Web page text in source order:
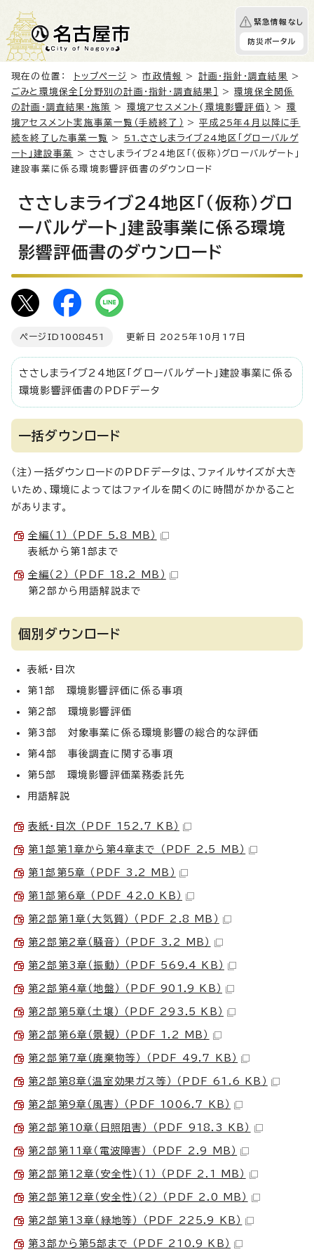
緊急情報なし
防災ポータル
現在の位置： トップページ >市政情報 > 計画・指針・調査結果
>
ごみと環境保全［分野別の計画・指針・調査結果］
>環境保全関係
の計画・調査結果・施策
> 環境アセスメント(環境影響評価) > 環
境アセスメント実施事業一覧（手続終了）
>平成25年4月以降に手
続を終了した事業一覧
>
51.ささしまライブ24地区「グローバルゲ
ート」建設事業
> ささしまライブ24地区「（仮称）グローバルゲート」
建設事業に係る環境影響評価書のダウンロード
ささしまライブ24地区「（仮称）グロ
ーバルゲート」建設事業に係る環境
影響評価書のダウンロード
ページID 1008451 更新日 2025年10月17日
ささしまライブ24地区「グローバルゲート」建設事業に係る
環境影響評価書のPDFデータ
一括ダウンロード
（注）一括ダウンロードのPDFデータは、ファイルサイズが大き
いため、環境によってはファイルを開くのに時間がかかること
があります。
全編（1） （PDF 5.8 MB）
表紙から第1部まで
全編（2） （PDF 18.2 MB）
第2部から用語解説まで
個別ダウンロード
表紙・目次
第1部 環境影響評価に係る事項
第2部 環境影響評価
第3部 対象事業に係る環境影響の総合的な評価
第4部 事後調査に関する事項
第5部 環境影響評価業務委託先
用語解説
表紙・目次 （PDF 152.7 KB）
第1部第1章から第4章まで （PDF 2.5 MB）
第1部第5章 （PDF 3.2 MB）
第1部第6章 （PDF 42.0 KB）
第2部第1章（大気質） （PDF 2.8 MB）
第2部第2章（騒音） （PDF 3.2 MB）
第2部第3章（振動） （PDF 569.4 KB）
第2部第4章（地盤） （PDF 901.9 KB）
第2部第5章（土壌） （PDF 293.5 KB）
第2部第6章（景観） （PDF 1.2 MB）
第2部第7章（廃棄物等） （PDF 49.7 KB）
第2部第8章（温室効果ガス等） （PDF 61.6 KB）
第2部第9章（風害） （PDF 1006.7 KB）
第2部第10章（日照阻害） （PDF 918.3 KB）
第2部第11章（電波障害） （PDF 2.9 MB）
第2部第12章（安全性）（1） （PDF 2.1 MB）
第2部第12章（安全性）（2） （PDF 2.0 MB）
第2部第13章（緑地等） （PDF 225.9 KB）
第3部から第5部まで （PDF 210.9 KB）